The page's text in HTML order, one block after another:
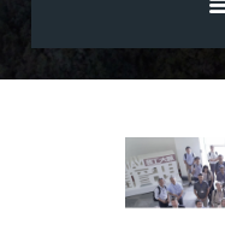
影音專區
近期活動
協會廠商